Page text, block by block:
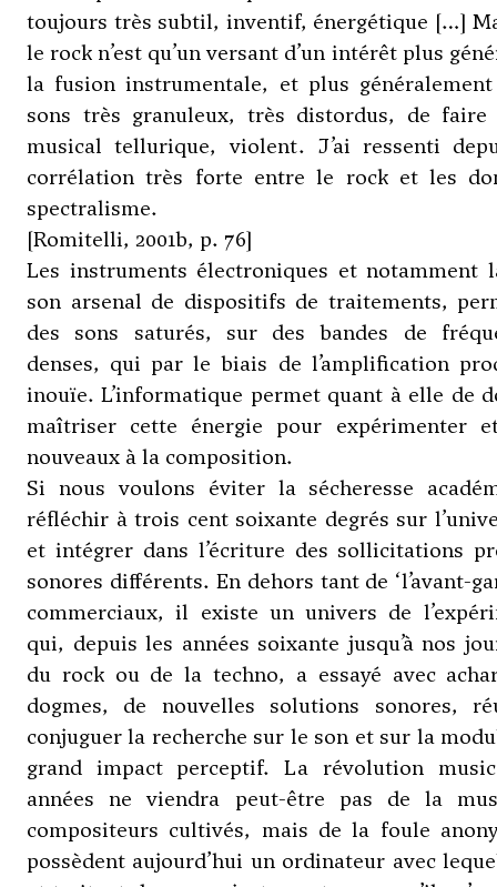
toujours très subtil, inventif, énergétique […]
le rock n’est qu’un versant d’un intérêt plus
la fusion instrumentale, et plus
sons très granuleux, très distordus, de
musical tellurique, violent. J’ai ressenti
corrélation très forte entre le rock et les
spectralisme.
[Romitelli, 2001b, p. 76]
Les instruments électroniques et notamment
son arsenal de dispositifs de traitements,
des sons saturés, sur des bandes de
denses, qui par le biais de l’amplification
inouïe. L’informatique permet quant à elle de
maîtriser cette énergie pour expérimenter
nouveaux à la composition.
Si nous voulons éviter la sécheresse
réfléchir à trois cent soixante degrés sur
et intégrer dans l’écriture des sollicitations
sonores différents. En dehors tant de ‘l’avant-
commerciaux, il existe un univers de
qui, depuis les années soixante jusqu’à nos
du rock ou de la techno, a essayé avec
dogmes, de nouvelles solutions sonores,
conjuguer la recherche sur le son et sur la
grand impact perceptif. La révolution
années ne viendra peut-être pas de la
compositeurs cultivés, mais de la foule
possèdent aujourd’hui un ordinateur avec